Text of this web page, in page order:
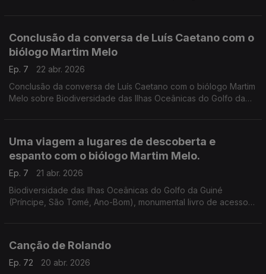
Conclusão da conversa de Luís Caetano com o
biólogo Martim Melo
Ep. 7
22 abr. 2026
Conclusão da conversa de Luís Caetano com o biólogo Martim
Melo sobre Biodiversidade das Ilhas Oceânicas do Golfo da
das coisas essenciais.
Uma viagem a lugares de descoberta e
espanto com o biólogo Martim Melo.
Ep. 7
21 abr. 2026
Biodiversidade das Ilhas Oceânicas do Golfo da Guiné
(Príncipe, São Tomé, Ano-Bom), monumental livro de acesso
Canção de Rolando
Ep. 72
20 abr. 2026